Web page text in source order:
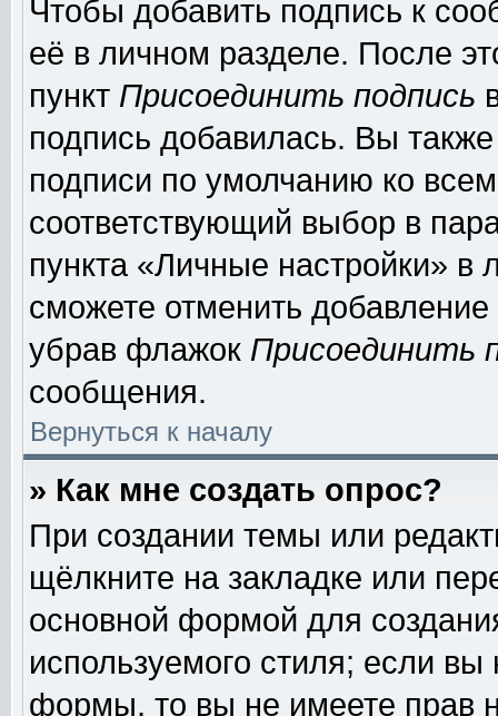
Чтобы добавить подпись к
её в личном разделе. После
пункт Присоединить подпись
подпись добавилась. Вы
подписи по умолчанию ко
соответствующий выбор в
пункта «Личные настройки»
сможете отменить
убрав флажок Присоединить
сообщения.
Вернуться к началу
» Как мне создать опрос?
При создании темы или
щёлкните на закладке или
основной формой для
используемого стиля; если вы
формы, то вы не имеете прав